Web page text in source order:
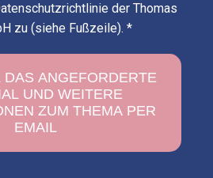
der Thomas
zu (siehe Fußzeile). *